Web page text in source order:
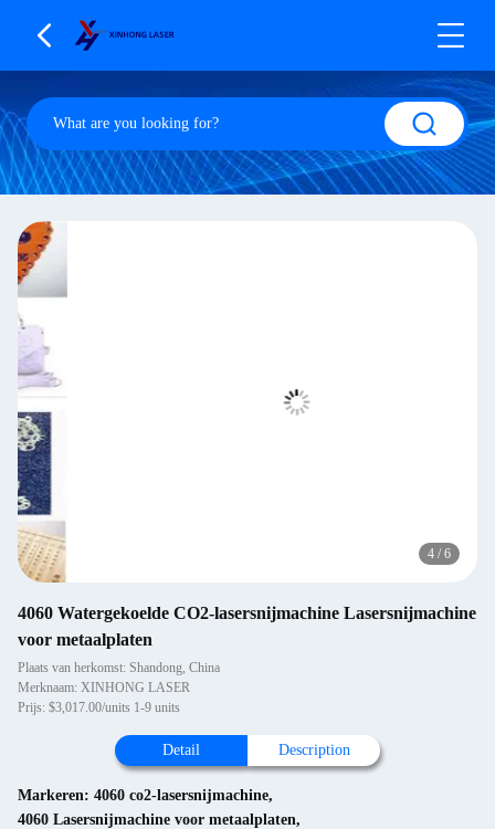
4 / 6
4060 Watergekoelde CO2-lasersnijmachine Lasersnijmachine
voor metaalplaten
Plaats van herkomst: Shandong, China
Merknaam: XINHONG LASER
Prijs: $3,017.00/units 1-9 units
Detail Description
Markeren: 4060 co2-lasersnijmachine,
4060 Lasersnijmachine voor metaalplaten,